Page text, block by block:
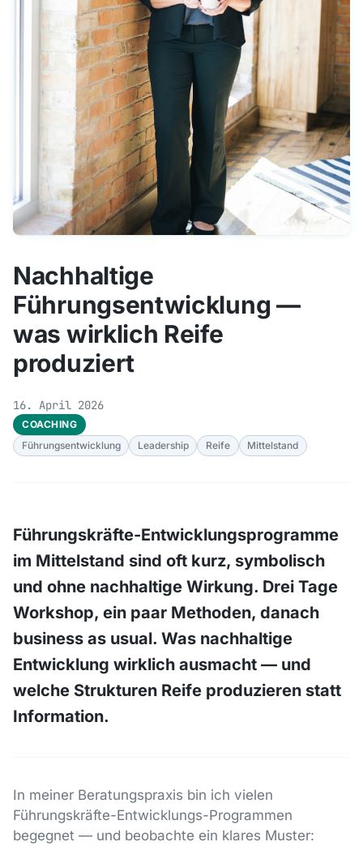
Nachhaltige
Führungsentwicklung —
was wirklich Reife
produziert
16. April 2026
COACHING
Führungsentwicklung
Leadership Reife Mittelstand
Führungskräfte-Entwicklungsprogramme
im Mittelstand sind oft kurz, symbolisch
und ohne nachhaltige Wirkung. Drei Tage
Workshop, ein paar Methoden, danach
business as usual. Was nachhaltige
Entwicklung wirklich ausmacht — und
welche Strukturen Reife produzieren statt
Information.
In meiner Beratungspraxis bin ich vielen
Führungskräfte-Entwicklungs-Programmen
begegnet — und beobachte ein klares Muster: